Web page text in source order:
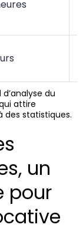
du
attire
statistiques.
un
pour